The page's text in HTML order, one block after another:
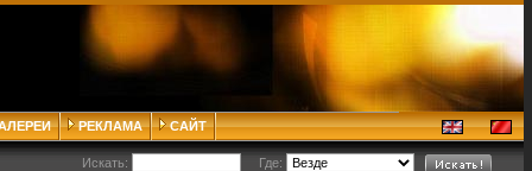
РЕКЛАМА САЙТ
Искать: Где: